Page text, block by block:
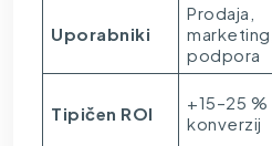
Uporabniki
Prodaja,
marketing,
podpora
Tipičen ROI
+15–25 %
konverzij